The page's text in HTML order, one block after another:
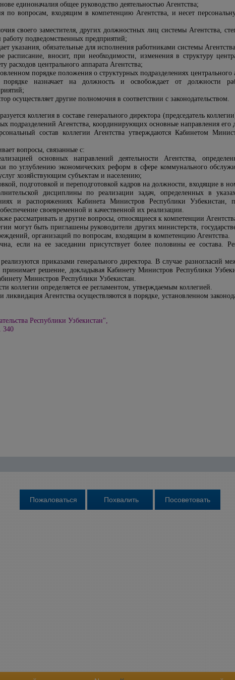
единоначалия общее руководство деятельностью Агентства;
по вопросам, входящим в компетенцию Агентства, и несет
своего заместителя, других должностных лиц системы Агентства,
работу подведомственных предприятий;
указания, обязательные для исполнения работниками системы
расписание, вносит, при необходимости, изменения в структуру
расходов центрального аппарата Агентства;
порядке положения о структурных подразделениях
назначает на должность и освобождает от должности
осуществляет другие полномочия в соответствии с законодательством.
коллегия в составе генерального директора (председатель
подразделений Агентства, координирующих основные направления его
состав коллегии Агентства утверждаются Кабинетом
вопросы, связанные с:
основных направлений деятельности Агентства,
по углублению экономических реформ в сфере коммунального
хозяйствующим субъектам и населению;
подготовкой и переподготовкой кадров на должности, входящие в
дисциплины по реализации задач, определенных в
и распоряжениях Кабинета Министров Республики Узбекистан,
своевременной и качественной их реализации.
рассматривать и другие вопросы, относящиеся к компетенции
могут быть приглашены руководители других министерств,
организаций по вопросам, входящим в компетенцию Агентства.
если на ее заседании присутствует более половины ее состава.
приказами генерального директора. В случае разногласий
принимает решение, докладывая Кабинету Министров Республики
Министров Республики Узбекистан.
коллегии определяется ее регламентом, утверждаемым коллегией.
ликвидация Агентства осуществляются в порядке, установленном
Республики Узбекистан",
340